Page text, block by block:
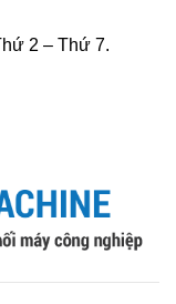
2 – Thứ 7.